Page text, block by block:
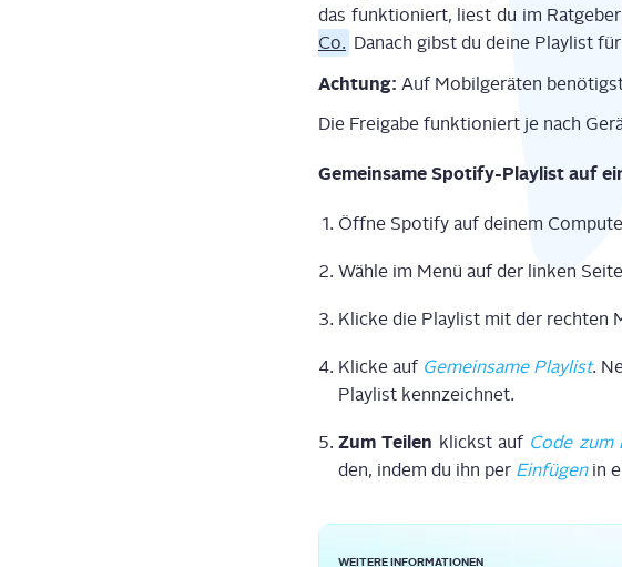
das funk­tio­niert, liest du im Rat­ge­ber
Co. Danach gibst du dei­ne Play­list
Ach­tung: Auf Mobil­ge­rä­ten
Die Frei­ga­be funk­tio­niert je nach
Gemein­sa­me Spo­ti­fy-Play­list auf
Öff­ne Spo­ti­fy auf dei­nem
Wäh­le im Menü auf der lin­ken
Kli­cke die Play­list mit der rech­ten
Kli­cke auf Gemein­sa­me Play­list.
Play­list kennzeichnet.
Zum Tei­len klickst auf Code zum
den, indem du ihn per Ein­fü­genin
WEI­TE­RE INFORMATIONEN